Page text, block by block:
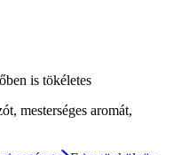
is tökéletes
mesterséges aromát,